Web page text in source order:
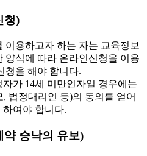
청)
용하고자 하는 자는 교육정보
양식에 따라 온라인신청을 이용
청을 해야 합니다.
가 14세 미만인자일 경우에는
, 법정대리인 등)의 동의를 얻어
하여야 합니다.
약 승낙의 유보)